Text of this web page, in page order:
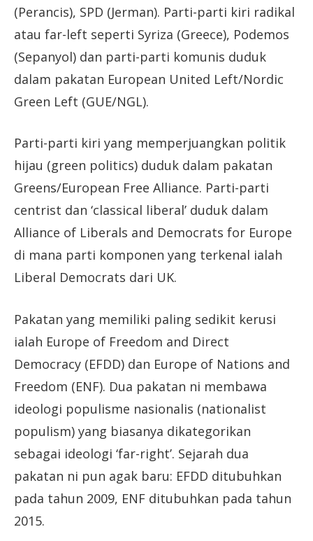
(Perancis), SPD (Jerman). Parti-parti kiri radikal
atau far-left seperti Syriza (Greece), Podemos
(Sepanyol) dan parti-parti komunis duduk
dalam pakatan European United Left/Nordic
Green Left (GUE/NGL).
Parti-parti kiri yang memperjuangkan politik
hijau (green politics) duduk dalam pakatan
Greens/European Free Alliance. Parti-parti
centrist dan ‘classical liberal’ duduk dalam
Alliance of Liberals and Democrats for Europe
di mana parti komponen yang terkenal ialah
Liberal Democrats dari UK.
Pakatan yang memiliki paling sedikit kerusi
ialah Europe of Freedom and Direct
Democracy (EFDD) dan Europe of Nations and
Freedom (ENF). Dua pakatan ni membawa
ideologi populisme nasionalis (nationalist
populism) yang biasanya dikategorikan
sebagai ideologi ‘far-right’. Sejarah dua
pakatan ni pun agak baru: EFDD ditubuhkan
pada tahun 2009, ENF ditubuhkan pada tahun
2015.